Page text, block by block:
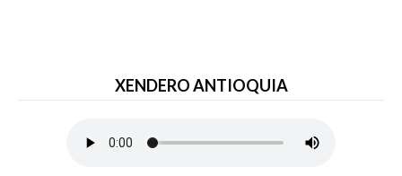
XENDERO ANTIOQUIA